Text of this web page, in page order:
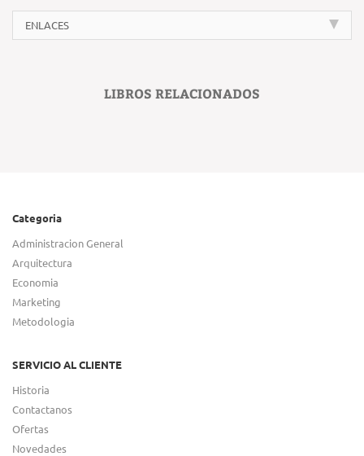
ENLACES
LIBROS RELACIONADOS
Categoria
Administracion General
Arquitectura
Economia
Marketing
Metodologia
SERVICIO AL CLIENTE
Historia
Contactanos
Ofertas
Novedades